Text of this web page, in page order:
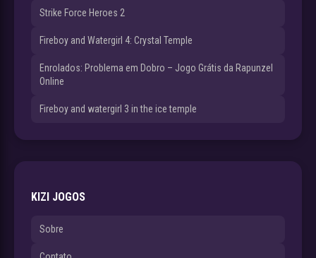
Strike Force Heroes 2
Fireboy and Watergirl 4: Crystal Temple
Enrolados: Problema em Dobro – Jogo Grátis da Rapunzel
Online
Fireboy and watergirl 3 in the ice temple
KIZI JOGOS
Sobre